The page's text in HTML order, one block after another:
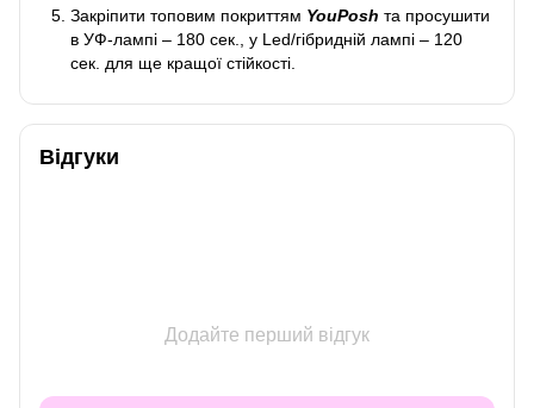
Закріпити топовим покриттям YouPosh та просушити
в УФ-лампі – 180 сек., у Led/гібридній лампі – 120
сек. для ще кращої стійкості.
Відгуки
Додайте перший відгук